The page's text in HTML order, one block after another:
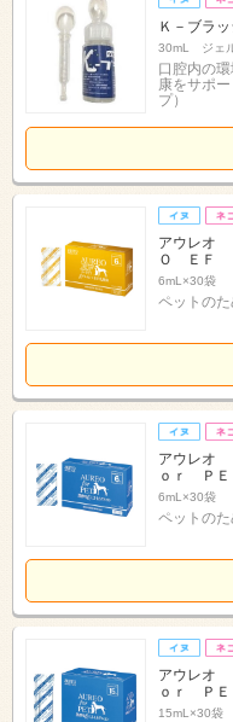
Ｋ－ブラ
30mL ジェ
口腔内の
康をサポ
プ）
アウレオ
Ｏ ＥＦ
6mL×30袋
ペットの
アウレオ
ｏｒ ＰＥ
6mL×30袋
ペットの
アウレオ
ｏｒ ＰＥ
15mL×30袋